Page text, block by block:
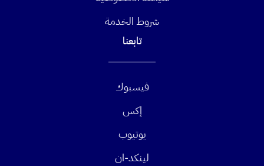
شروط الخدمة
تابعنا
فيسبوك
إكس
يوتيوب
لينكد-ان